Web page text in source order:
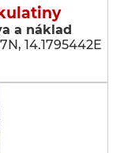
a náklad
14.1795442E